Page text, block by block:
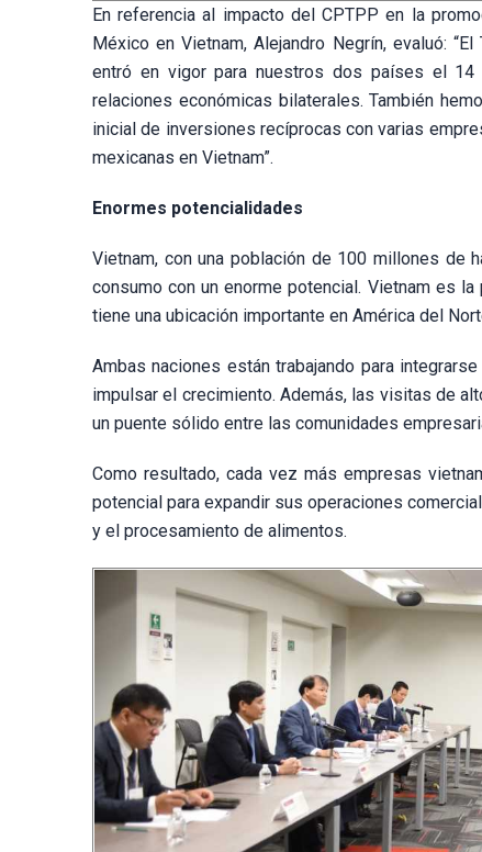
En referencia al impacto del CPTPP en la
México en Vietnam, Alejandro Negrín, evaluó:
entró en vigor para nuestros dos países el 14
relaciones económicas bilaterales. También
inicial de inversiones recíprocas con varias
mexicanas en Vietnam”.
Enormes potencialidades
Vietnam, con una población de 100 millones de
consumo con un enorme potencial. Vietnam es
tiene una ubicación importante en América del
Ambas naciones están trabajando para
impulsar el crecimiento. Además, las visitas de
un puente sólido entre las comunidades
Como resultado, cada vez más empresas
potencial para expandir sus operaciones
y el procesamiento de alimentos.